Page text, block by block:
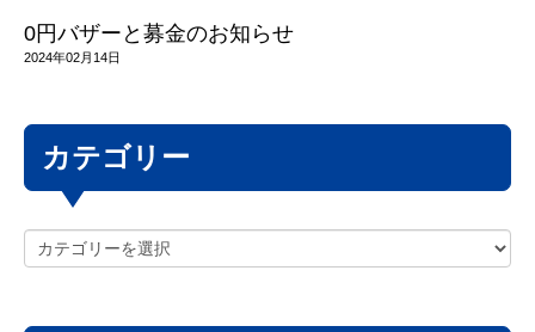
0円バザーと募金のお知らせ
2024年02月14日
カテゴリー